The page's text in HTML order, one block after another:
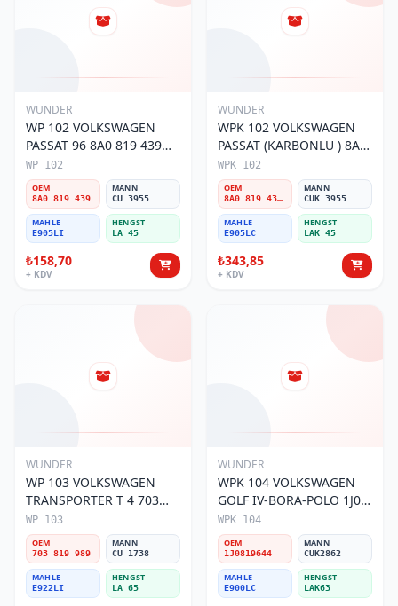
WUNDER
WP 102 VOLKSWAGEN
PASSAT 96 8A0 819 439
Polen Filtresi
WP 102
OEM
8A0 819 439
MANN
CU 3955
MAHLE
E905LI
HENGST
LA 45
₺158,70
+ KDV
WUNDER
WPK 102 VOLKSWAGEN
PASSAT (KARBONLU ) 8A0
819 439B Polen Filtresi
WPK 102
OEM
8A0 819 439B
MANN
CUK 3955
MAHLE
E905LC
HENGST
LAK 45
₺343,85
+ KDV
WUNDER
WP 103 VOLKSWAGEN
TRANSPORTER T 4 703
819 989 Polen Filtresi
WP 103
OEM
703 819 989
MANN
CU 1738
MAHLE
E922LI
HENGST
LA 65
WUNDER
WPK 104 VOLKSWAGEN
GOLF IV-BORA-POLO 1J0
819 644 Polen Filtresi
WPK 104
OEM
1J0819644
MANN
CUK2862
MAHLE
E900LC
HENGST
LAK63